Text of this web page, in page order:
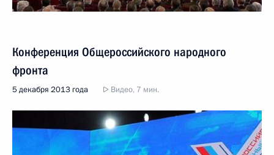
Конференция Общероссийского народного
фронта
5 декабря 2013 года Видео, 7 мин.